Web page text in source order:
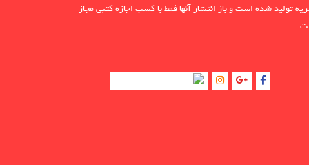
تولید شده است و باز انتشار آنها فقط با کسب اجازه کتبی مجاز